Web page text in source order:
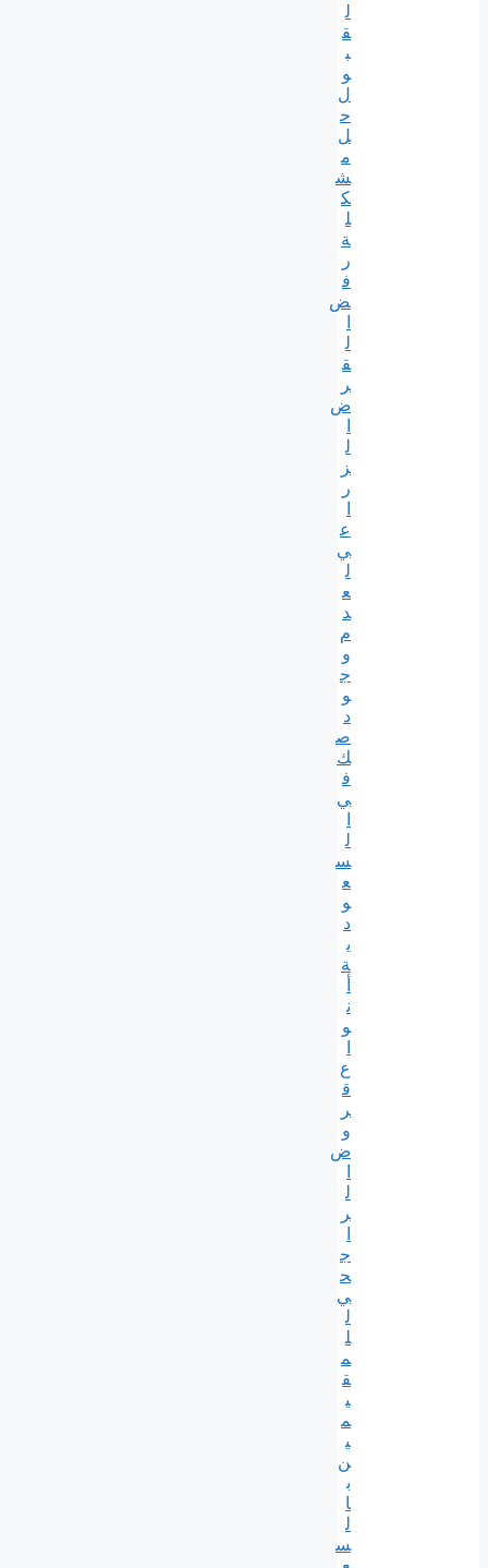
ل
ق
ب
و
ل
ح
ل
م
ش
ك
ل
ة
ر
ف
ض
ل
ق
ر
ض
ل
ز
ر
ع
ي
ل
ع
د
م
و
ج
و
د
ص
ك
ف
ي
ل
س
ع
و
د
ي
ة
ن
و
ع
ق
ر
و
ض
ل
ر
ج
ح
ي
ل
ل
م
ق
ي
م
ي
ن
ب
ا
ل
س